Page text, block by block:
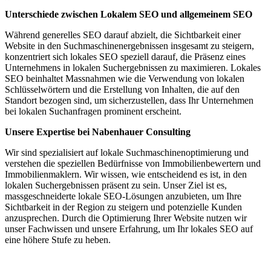
Unterschiede zwischen Lokalem SEO und allgemeinem SEO
Während generelles SEO darauf abzielt, die Sichtbarkeit einer
Website in den Suchmaschinenergebnissen insgesamt zu steigern,
konzentriert sich lokales SEO speziell darauf, die Präsenz eines
Unternehmens in lokalen Suchergebnissen zu maximieren. Lokales
SEO beinhaltet Massnahmen wie die Verwendung von lokalen
Schlüsselwörtern und die Erstellung von Inhalten, die auf den
Standort bezogen sind, um sicherzustellen, dass Ihr Unternehmen
bei lokalen Suchanfragen prominent erscheint.
Unsere Expertise bei Nabenhauer Consulting
Wir sind spezialisiert auf lokale Suchmaschinenoptimierung und
verstehen die speziellen Bedürfnisse von Immobilienbewertern und
Immobilienmaklern. Wir wissen, wie entscheidend es ist, in den
lokalen Suchergebnissen präsent zu sein. Unser Ziel ist es,
massgeschneiderte lokale SEO-Lösungen anzubieten, um Ihre
Sichtbarkeit in der Region zu steigern und potenzielle Kunden
anzusprechen. Durch die Optimierung Ihrer Website nutzen wir
unser Fachwissen und unsere Erfahrung, um Ihr lokales SEO auf
eine höhere Stufe zu heben.